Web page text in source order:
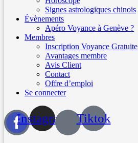
Signes astrologiques chinois
Évènements
Apéro Voyance à Genève ?
Membres
Inscription Voyance Gratuite
Avantages membre
Avis Client
Contact
Offre d’emploi
Se connecter
Instagram Tiktok